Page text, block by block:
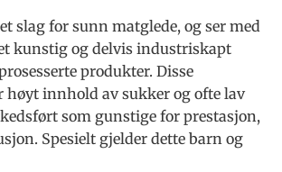
slag for sunn matglede, og ser med
kunstig og delvis industriskapt
produkter. Disse
høyt innhold av sukker og ofte lav
som gunstige for prestasjon,
Spesielt gjelder dette barn og